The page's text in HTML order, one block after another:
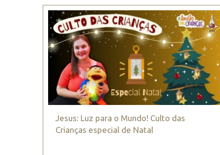
Jesus: Luz para o Mundo! Culto das
Crianças especial de Natal